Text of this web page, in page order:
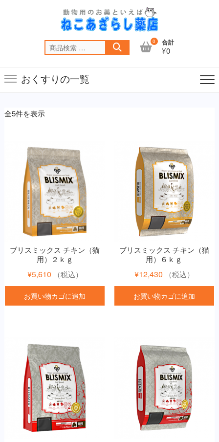
索
0 合計
¥0
おくすりの一覧
全5件を表示
ブリスミックス チキン（猫
用）２ｋｇ
¥5,610 （税込）
お買い物カゴに追加
ブリスミックス チキン（猫
用）６ｋｇ
¥12,430 （税込）
お買い物カゴに追加